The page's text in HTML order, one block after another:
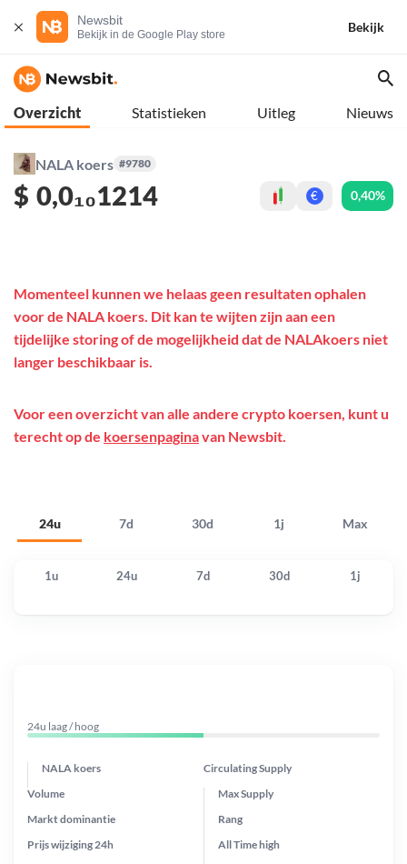
Newsbit
Bekijk in de Google Play store
Bekijk
Overzicht Statistieken Uitleg Nieuws
NALA koers #9780
$ 0,0₁₀1214 € 0,40%
24u 7d 30d 1j Max
Momenteel kunnen we helaas geen resultaten ophalen
voor de NALA koers. Dit kan te wijten zijn aan een
tijdelijke storing of de mogelijkheid dat de NALAkoers niet
langer beschikbaar is.
Voor een overzicht van alle andere crypto koersen, kunt u
terecht op de koersenpaginavan Newsbit.
1u 24u 7d 30d 1j
24u laag / hoog
NALA koers Circulating Supply
Prijs wijziging 24h
Max Supply
Markt dominantie
Volume
Rang
All Timehigh